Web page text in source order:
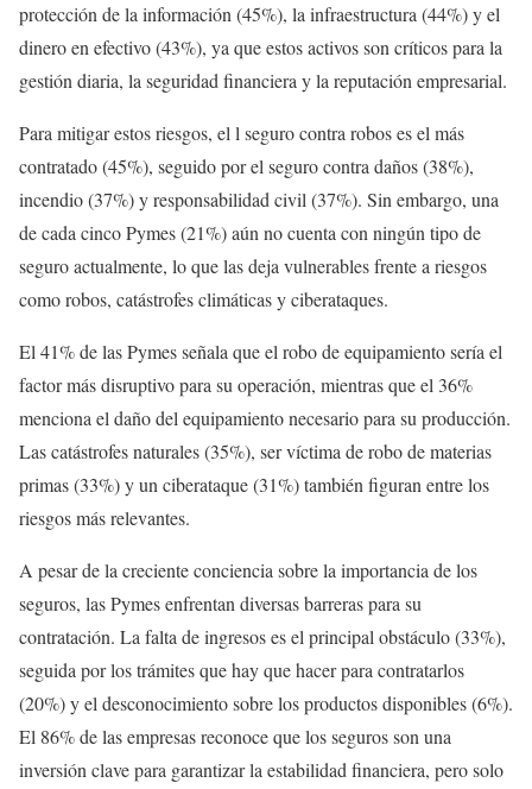
protección de la información (45%), la infraestructura (44%) y el
dinero en efectivo (43%), ya que estos activos son críticos para la
gestión diaria, la seguridad financiera y la reputación empresarial.
Para mitigar estos riesgos, el l seguro contra robos es el más
contratado (45%), seguido por el seguro contra daños (38%),
incendio (37%) y responsabilidad civil (37%). Sin embargo, una
de cada cinco Pymes (21%) aún no cuenta con ningún tipo de
seguro actualmente, lo que las deja vulnerables frente a riesgos
como robos, catástrofes climáticas y ciberataques.
El 41% de las Pymes señala que el robo de equipamiento sería el
factor más disruptivo para su operación, mientras que el 36%
menciona el daño del equipamiento necesario para su producción.
Las catástrofes naturales (35%), ser víctima de robo de materias
primas (33%) y un ciberataque (31%) también figuran entre los
riesgos más relevantes.
A pesar de la creciente conciencia sobre la importancia de los
seguros, las Pymes enfrentan diversas barreras para su
contratación. La falta de ingresos es el principal obstáculo (33%),
seguida por los trámites que hay que hacer para contratarlos
(20%) y el desconocimiento sobre los productos disponibles (6%).
El 86% de las empresas reconoce que los seguros son una
inversión clave para garantizar la estabilidad financiera, pero solo